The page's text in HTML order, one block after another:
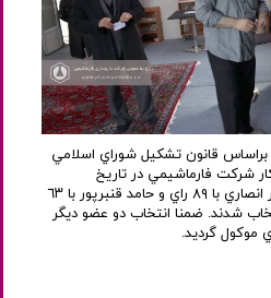
قانون تشكيل شوراي اسلامي
شركت فارماشيمي در تاريخ
١٤٠٢/١١/٢٩ برگزار گرديد و آقايان ياسر انصاري با ٨٩ راي و حامد قنبرپور با ٦٣
شدند. ضمنا انتخاب دو عضو ديگر
موكول گرديد.